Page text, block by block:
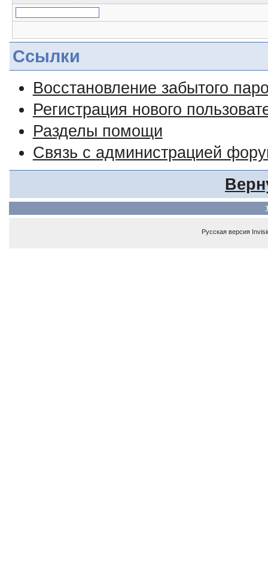
Ссылки
Восстановление забытого
Регистрация нового
Разделы помощи
Связь с администрацией
Русская версия